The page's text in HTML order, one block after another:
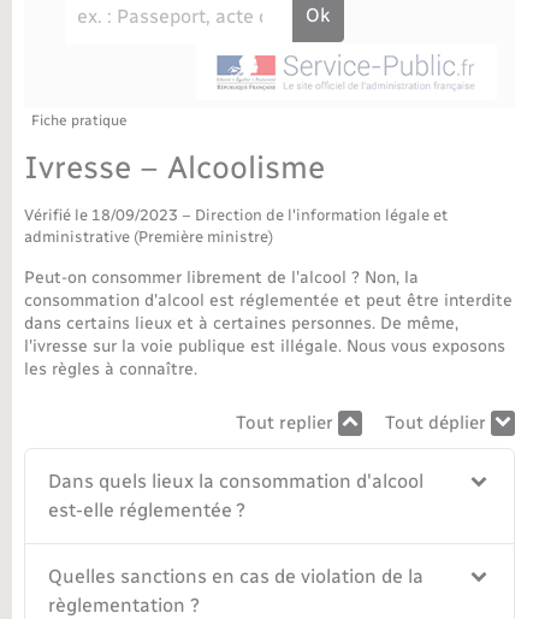
Recensement militaire
Info jeunes
Saison culturelle
Bibliothèques
Sport
Tourisme
Nouvel habitant
Bornes de recharge électrique
Travaux - Autorisation d’occupation de l’espace
Agenda
La Communauté de communes
Plan interactif
Fiche pratique
Ivresse – Alcoolisme
Vérifié le 18/09/2023 – Direction de l'information légale et
administrative (Première ministre)
Peut-on consommer librement de l'alcool ? Non, la
consommation d'alcool est réglementée et peut être interdite
dans certains lieux et à certaines personnes. De même,
l'ivresse sur la voie publique est illégale. Nous vous exposons
les règles à connaître.
Tout replier Tout déplier
Dans quels lieux la consommation d'alcool
est-elle réglementée ?
Quelles sanctions en cas de violation de la
règlementation ?